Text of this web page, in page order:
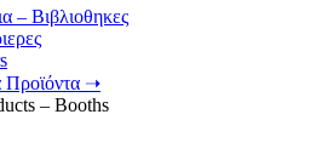
– Βιβλιοθηκες
Προϊόντα ➝
– Booths